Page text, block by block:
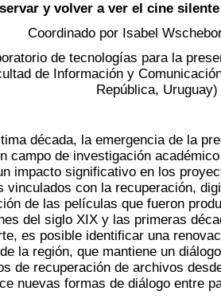
y volver a ver el cine
Coordinado por Isabel
de tecnologías para la
de Información y
República, Uruguay)
década, la emergencia de la
campo de investigación
impacto significativo en los
vinculados con la recuperación,
de las películas que fueron
del siglo XIX y las primeras
es posible identificar una
la región, que mantiene un
de recuperación de archivos
nuevas formas de diálogo entre